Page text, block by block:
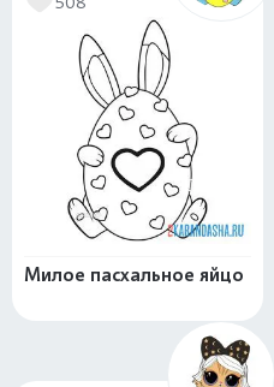
Милое пасхальное яйцо